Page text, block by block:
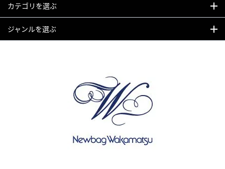
カテゴリを選ぶ
ジャンルを選ぶ